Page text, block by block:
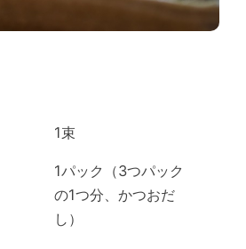
1束
1パック（3つパック
の1つ分、かつおだ
し）